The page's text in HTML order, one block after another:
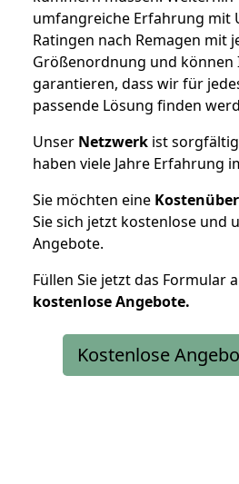
umfangreiche Erfahrung mit
Ratingen nach Remagen mit
Größenordnung und können
garantieren, dass wir für
passende Lösung finden
Unser Netzwerk ist
haben viele Jahre Erfahrung
Sie möchten eine
Sie sich jetzt kostenlose und
Angebote.
Füllen Sie jetzt das Formular
kostenloseAngebote.
Kostenlose